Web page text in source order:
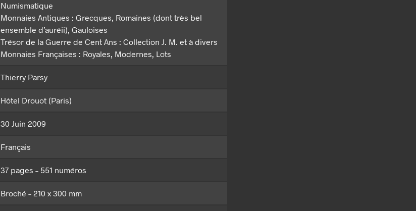
Numismatique
Monnaies Antiques : Grecques, Romaines (dont très bel
ensemble d’auréii), Gauloises
Trésor de la Guerre de Cent Ans : Collection J. M. et à divers
Monnaies Françaises : Royales, Modernes, Lots
Thierry Parsy
Hôtel Drouot (Paris)
30 Juin 2009
Français
37 pages – 551 numéros
Broché – 210 x 300 mm